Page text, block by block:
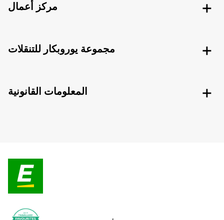
مركز أعمال
مجموعة يوروبكار للتنقلات
المعلومات القانونية